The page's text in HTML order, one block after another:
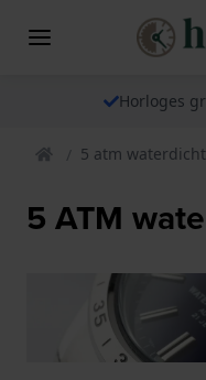
Horloges
5 atm
5 ATM